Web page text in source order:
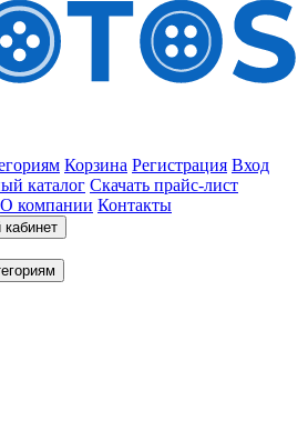
Корзина Регистрация Вход
каталог Скачать прайс-лист
О компании Контакты